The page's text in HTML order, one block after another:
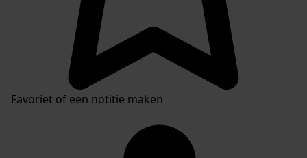
Favoriet of een notitie maken